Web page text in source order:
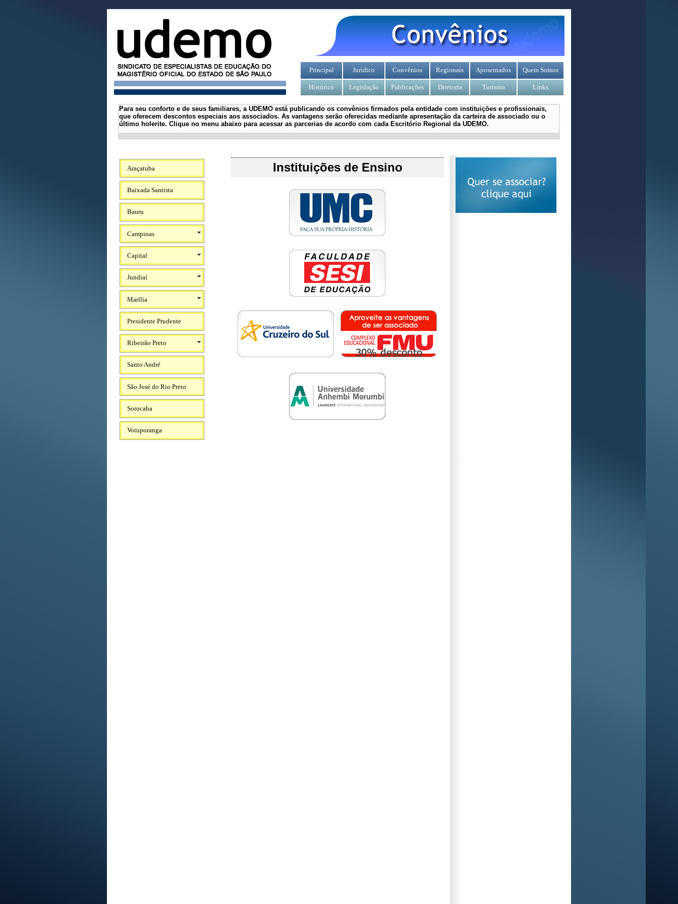
Principal Jurídico Convênios Regionais Aposentados Quem Somos
Histórico Legislação Publicações Diretoria Turismo Links
Para seu conforto e de seus familiares, a UDEMO está publicando os convênios firmados pela entidade com instituições e profissionais,
que oferecem descontos especiais aos associados. As vantagens serão oferecidas mediante apresentação da carteira de associado ou o
último holerite. Clique no menu abaixo para acessar as parcerias de acordo com cada Escritório Regional da UDEMO.
Araçatuba
Baixada Santista
Bauru
Campinas
Capital
Jundiaí
Marília
Presidente Prudente
Ribeirão Preto
Santo André
São José do Rio Preto
Sorocaba
Votuporanga
Instituições de Ensino